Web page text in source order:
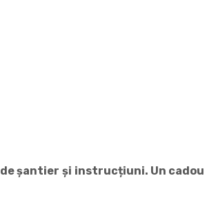
deșantier și instrucțiuni. Un cadou